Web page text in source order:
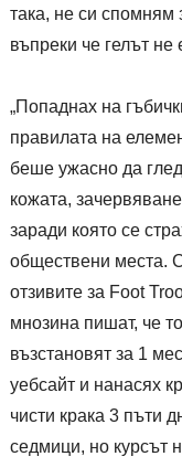
така, не си спомням
въпреки че гелът
„Попаднах на
правилата на
беше ужасно да
кожата,
заради която се
обществени места.
отзивите за Foot
мнозина пишат, че
възстановят за 1
уебсайт и нанасях
чисти крака 3 пъти
седмици, но курсът